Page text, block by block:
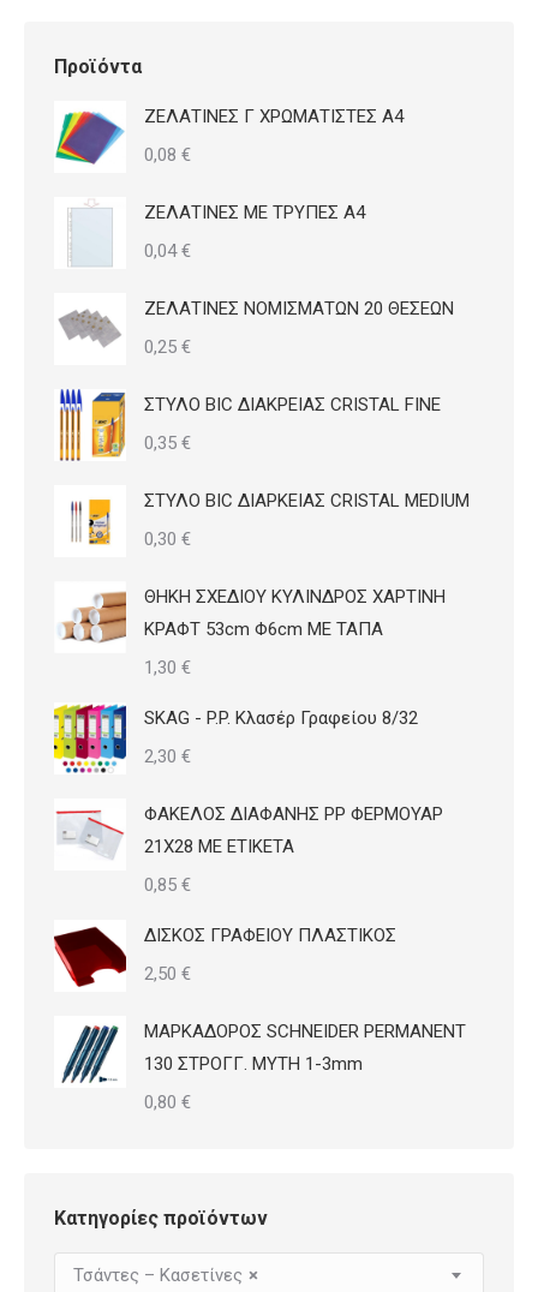
Προϊόντα
ΖΕΛΑΤΙΝΕΣ Γ ΧΡΩΜΑΤΙΣΤΕΣ Α4
0,08 €
ΖΕΛΑΤΙΝΕΣ ΜΕ ΤΡΥΠΕΣ Α4
0,04€
ΖΕΛΑΤΙΝΕΣ ΝΟΜΙΣΜΑΤΩΝ 20 ΘΕΣΕΩΝ
0,25 €
ΣΤΥΛΟ BIC ΔΙΑΚΡΕΙΑΣ CRISTAL FINE
0,35 €
ΣΤΥΛΟ BIC ΔΙΑΡΚΕΙΑΣ CRISTAL MEDIUM
0,30 €
ΘΗΚΗ ΣΧΕΔΙΟΥ ΚΥΛΙΝΔΡΟΣ ΧΑΡΤΙΝΗ
ΚΡΑΦΤ 53cm Φ6cm ΜΕ ΤΑΠΑ
1,30 €
SKAG - P.P. Κλασέρ Γραφείου 8/32
2,30 €
ΦΑΚΕΛΟΣ ΔΙΑΦΑΝΗΣ PP ΦΕΡΜΟΥΑΡ
21Χ28 ΜΕ ΕΤΙΚΕΤΑ
0,85 €
ΔΙΣΚΟΣ ΓΡΑΦΕΙΟΥ ΠΛΑΣΤΙΚΟΣ
2,50 €
ΜΑΡΚΑΔΟΡΟΣ SCHNEIDER PERMANENT
130 ΣΤΡΟΓΓ. ΜΥΤΗ 1-3mm
0,80 €
Κατηγορίες προϊόντων
×
Τσάντες – Κασετίνες